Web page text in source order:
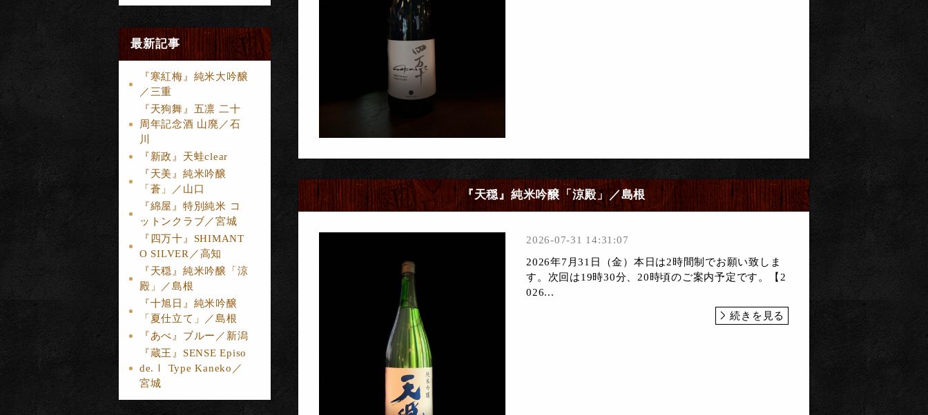
最新記事
『寒紅梅』純米大吟醸
／三重
『天狗舞』五凛 二十
周年記念酒 山廃／石
川
『新政』天蛙clear
『天美』純米吟醸
「蒼」／山口
『綿屋』特別純米 コ
ットンクラブ／宮城
『四万十』SHIMANT
O SILVER／高知
『天穏』純米吟醸「涼
殿」／島根
『十旭日』純米吟醸
「夏仕立て」／島根
『あべ』ブルー／新潟
『蔵王』SENSE Episo
de.Ⅰ Type Kaneko／
宮城
『天穏』純米吟醸「涼殿」／島根
2026-07-31 14:31:07
2026年7月31日（金）本日は2時間制でお願い致しま
す。次回は19時30分、20時頃のご案内予定です。【2
026...
続きを見る